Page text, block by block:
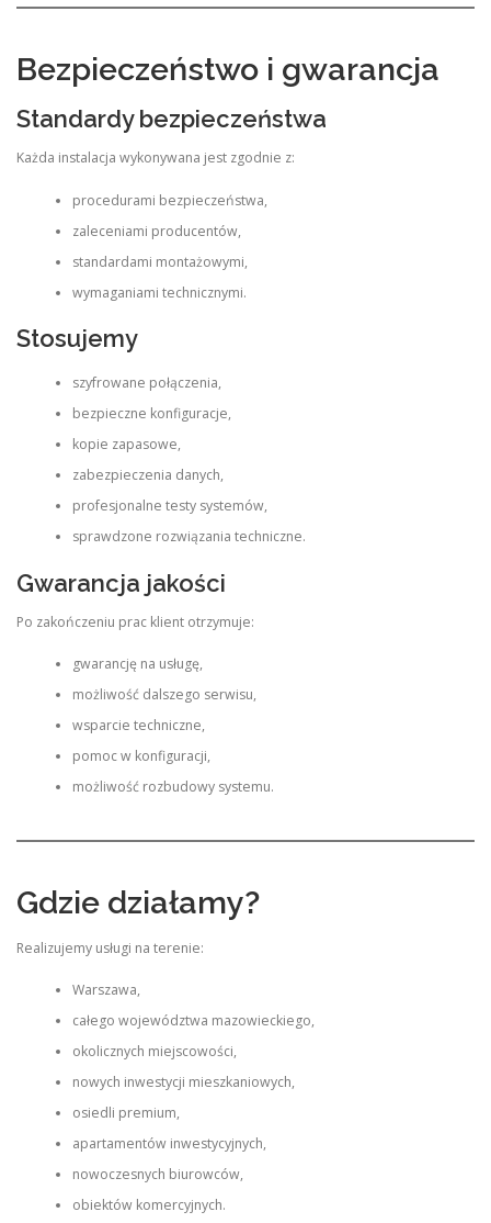
Bezpieczeństwo i gwarancja
Standardy bezpieczeństwa
Każda instalacja wykonywana jest zgodnie z:
procedurami bezpieczeństwa,
zaleceniami producentów,
standardami montażowymi,
wymaganiami technicznymi.
Stosujemy
szyfrowane połączenia,
bezpieczne konfiguracje,
kopie zapasowe,
zabezpieczenia danych,
profesjonalne testy systemów,
sprawdzone rozwiązania techniczne.
Gwarancja jakości
Po zakończeniu prac klient otrzymuje:
gwarancję na usługę,
możliwość dalszego serwisu,
wsparcie techniczne,
pomoc w konfiguracji,
możliwość rozbudowy systemu.
Gdzie działamy?
Realizujemy usługi na terenie:
Warszawa,
całego województwa mazowieckiego,
okolicznych miejscowości,
nowych inwestycji mieszkaniowych,
osiedli premium,
apartamentów inwestycyjnych,
nowoczesnych biurowców,
obiektów komercyjnych.